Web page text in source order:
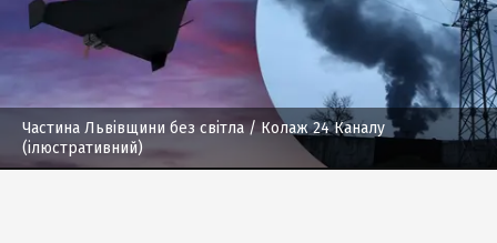
Частина Львівщини без світла/ Колаж 24 Каналу
(ілюстративний)